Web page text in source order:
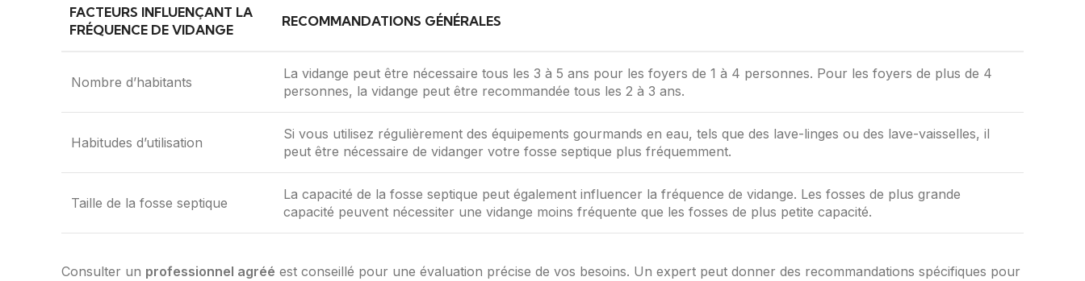
FACTEURS INFLUENÇANT LA
FRÉQUENCE DE VIDANGE
RECOMMANDATIONS GÉNÉRALES
Nombre d’habitants
La vidange peut être nécessaire tous les 3 à 5 ans pour les foyers de 1 à 4 personnes. Pour les foyers de plus de 4
personnes, la vidange peut être recommandée tous les 2 à 3 ans.
Habitudes d’utilisation
Si vous utilisez régulièrement des équipements gourmands en eau, tels que des lave-linges ou des lave-vaisselles, il
peut être nécessaire de vidanger votre fosse septique plus fréquemment.
Taille de la fosse septique
La capacité de la fosse septique peut également influencer la fréquence de vidange. Les fosses de plus grande
capacité peuvent nécessiter une vidange moins fréquente que les fosses de plus petite capacité.
Consulter un professionnel agréé est conseillé pour une évaluation précise de vos besoins. Un expert peut donner des recommandations spécifiques pour